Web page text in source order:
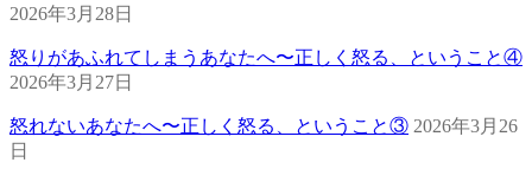
2026年3月28日
怒りがあふれてしまうあなたへ〜正しく怒る、ということ④
2026年3月27日
怒れないあなたへ〜正しく怒る、ということ③ 2026年3月26
日